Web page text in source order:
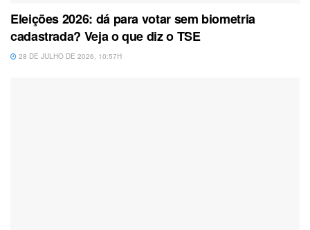
Eleições 2026: dá para votar sem biometria
cadastrada? Veja o que diz o TSE
28 DE JULHO DE 2026, 10:57H